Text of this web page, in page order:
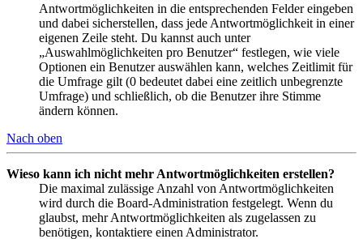
Antwortmöglichkeiten in die entsprechenden Felder eingeben
und dabei sicherstellen, dass jede Antwortmöglichkeit in einer
eigenen Zeile steht. Du kannst auch unter
„Auswahlmöglichkeiten pro Benutzer“ festlegen, wie viele
Optionen ein Benutzer auswählen kann, welches Zeitlimit für
die Umfrage gilt (0 bedeutet dabei eine zeitlich unbegrenzte
Umfrage) und schließlich, ob die Benutzer ihre Stimme
ändern können.
Nach oben
Wieso kann ich nicht mehr Antwortmöglichkeiten erstellen?
Die maximal zulässige Anzahl von Antwortmöglichkeiten
wird durch die Board-Administration festgelegt. Wenn du
glaubst, mehr Antwortmöglichkeiten als zugelassen zu
benötigen, kontaktiere einen Administrator.